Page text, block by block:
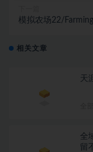
模拟农场22/
相关文章
天
全
留